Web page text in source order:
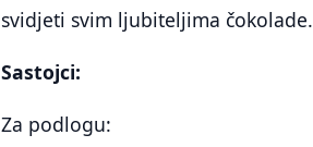
svidjeti svim ljubiteljima čokolade.
Sastojci:
Za podlogu: